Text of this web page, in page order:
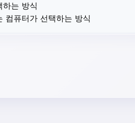
는 방식
컴퓨터가 선택하는 방식